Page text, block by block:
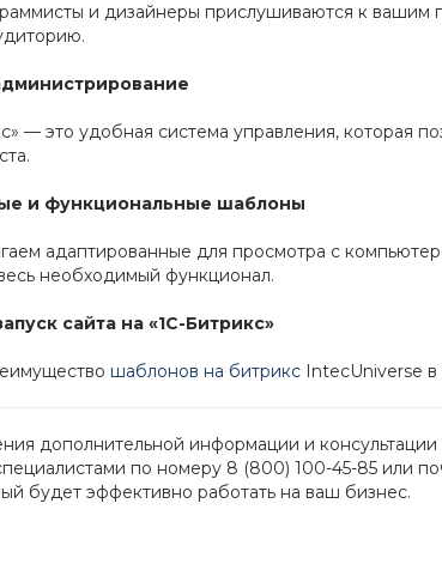
и дизайнеры прислушиваются к вашим
— это удобная система управления, которая
и функциональные шаблоны
адаптированные для просмотра с
необходимый функционал.
сайта на «1С-Битрикс»
шаблонов на битрикс IntecUniverse в
дополнительной информации и
по номеру 8 (800) 100-45-85 или
будет эффективно работать на ваш бизнес.